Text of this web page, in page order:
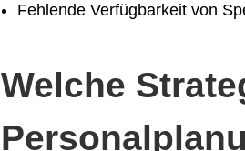
Fehlende Verfügbarkeit von
Welche